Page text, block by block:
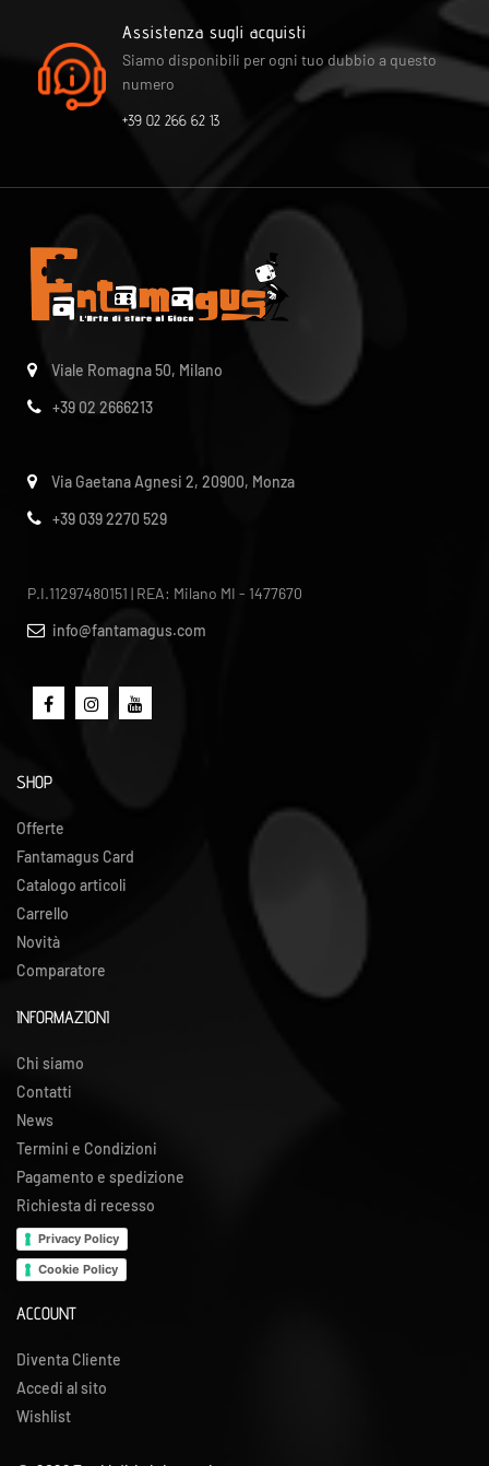
Assistenza sugli acquisti
Siamo disponibili per ogni tuo dubbio a questo
numero
+39 02 266 62 13
Viale Romagna 50, Milano
+39 02 2666213
Via Gaetana Agnesi 2, 20900, Monza
+39 039 2270 529
P.I.11297480151 | REA: Milano MI - 1477670
info@fantamagus.com
SHOP
Offerte
Fantamagus Card
Catalogo articoli
Carrello
Novità
Comparatore
INFORMAZIONI
Chi siamo
Contatti
News
Termini e Condizioni
Pagamento e spedizione
Richiesta di recesso
Privacy Policy
Cookie Policy
ACCOUNT
Diventa Cliente
Accedi al sito
Wishlist